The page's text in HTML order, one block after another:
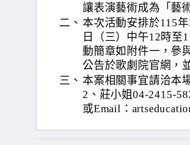
讓表演藝術成為「藝
二、 本次活動安排於115
日（三）中午12時至
動簡章如附件一，參
公告於歌劇院官網，
三、 本案相關事宜請洽本
2、莊小姐04-2415-
或Email：